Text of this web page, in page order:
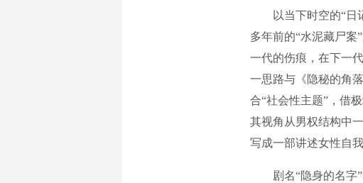
以当下时空的“日记
多年前的“水泥藏尸案
一代的伤痕，在下一
一思路与《隐秘的角
合“社会性主题”，借
其视角从男权结构中
写成一部讲述女性自
剧名“隐身的名字”